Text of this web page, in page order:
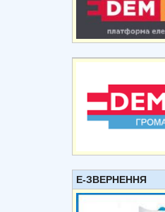
Е-ЗВЕРНЕННЯ